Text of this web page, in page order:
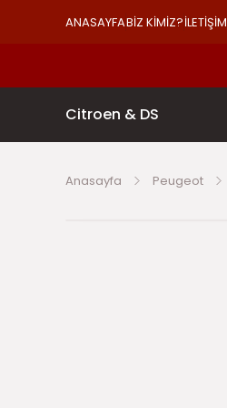
ANASAYFABİZ KİMİZ?İLETİŞİM
Citroen & DS
Anasayfa Peugeot